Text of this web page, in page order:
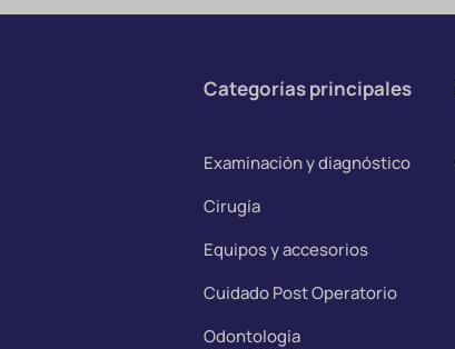
Categorías principales
Examinación y diagnóstico
Cirugía
Equipos y accesorios
Cuidado Post Operatorio
Odontología